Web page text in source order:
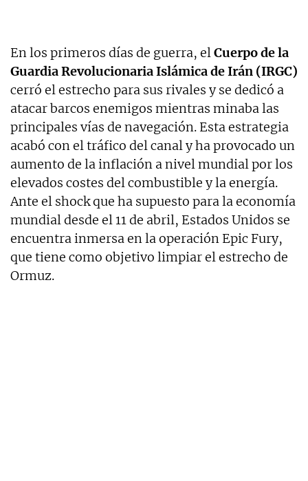
En los primeros días de guerra, elCuerpo de la
Guardia Revolucionaria Islámica de Irán (IRGC)
cerró el estrecho para sus rivales y se dedicó a
atacar barcos enemigos mientras minaba las
principales vías de navegación. Esta estrategia
acabó con el tráfico del canal y ha provocado un
aumento de la inflación a nivel mundial por los
elevados costes del combustible y la energía.
Ante el shock que ha supuesto para la economía
mundial desde el 11 de abril, Estados Unidos se
encuentra inmersa en la operación Epic Fury,
que tiene como objetivo limpiar el estrecho de
Ormuz.